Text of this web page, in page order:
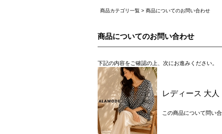
商品カテゴリ一覧 > 商品についてのお問い合わせ
商品についてのお問い合わせ
下記の内容をご確認の上、次にお進みください。
レディース 大
この商品について問い